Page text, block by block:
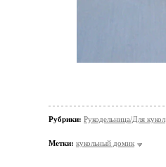
Рубрики: Рукодельница/Для кукол
Метки: кукольный домик